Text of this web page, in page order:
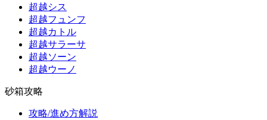
超越シス
超越フュンフ
超越カトル
超越サラーサ
超越ソーン
超越ウーノ
砂箱攻略
攻略/進め方解説